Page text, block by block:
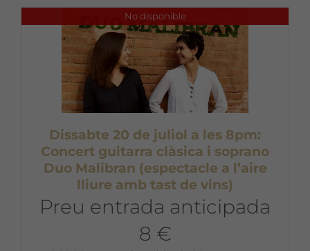
No disponible
Dissabte 20 de juliol a les 8pm:
Concert guitarra clàsica i soprano
Duo Malibran (espectacle a l’aire
lliure amb tast de vins)
Preu entrada anticipada
8 €